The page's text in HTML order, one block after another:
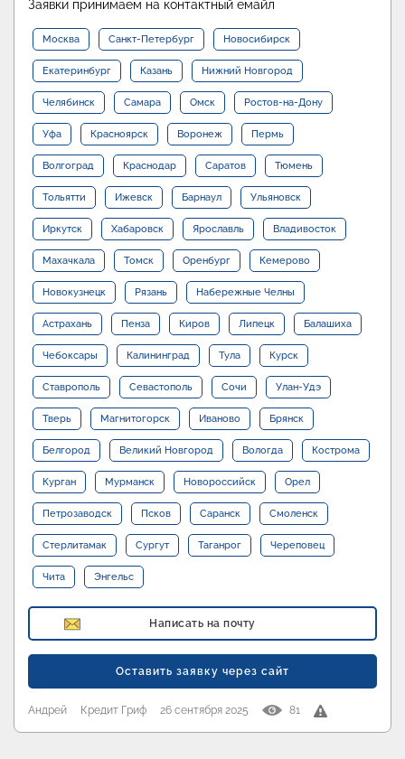
Заявки принимаем на контактный емайл
Москва Санкт-Петербург Новосибирск
Екатеринбург Казань Нижний Новгород
Челябинск Самара Омск Ростов-на-Дону
Уфа Красноярск Воронеж Пермь
Волгоград Краснодар Саратов Тюмень
Тольятти Ижевск Барнаул Ульяновск
Иркутск Хабаровск Ярославль Владивосток
Махачкала Томск Оренбург Кемерово
Новокузнецк Рязань Набережные Челны
Астрахань Пенза Киров Липецк Балашиха
Чебоксары Калининград Тула Курск
Ставрополь Севастополь Сочи Улан-Удэ
Тверь Магнитогорск Иваново Брянск
Белгород Великий Новгород Вологда Кострома
Курган Мурманск Новороссийск Орел
Петрозаводск Псков Саранск Смоленск
Стерлитамак Сургут Таганрог Череповец
Чита Энгельс
Написать на почту
Оставить заявку через сайт
Андрей Кредит Гриф 26 сентября 2025 81